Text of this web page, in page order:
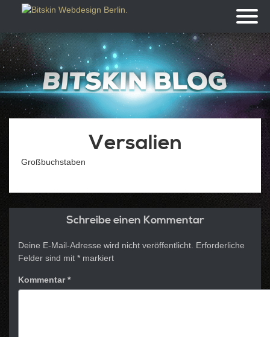
Versalien
Großbuchstaben
Schreibe einen Kommentar
Deine E-Mail-Adresse wird nicht veröffentlicht. Erforderliche
Felder sind mit * markiert
Kommentar*